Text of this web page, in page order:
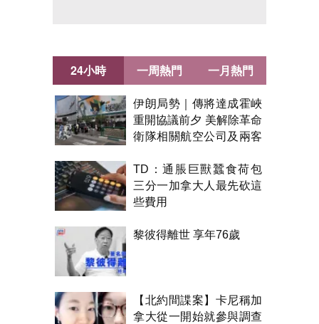
24小時
伊朗局勢｜傳將達成霍峽
重開協議前夕 美解除革命
衛隊相關航空公司及兩客
TD：通脹巨獸蠶食荷包
三分一加拿大人最先砍這
些費用
黎彼得離世 享年76歲
【北約間諜案】卡尼稱加
拿大從一開始就參與調查
一周熱門 一月熱門